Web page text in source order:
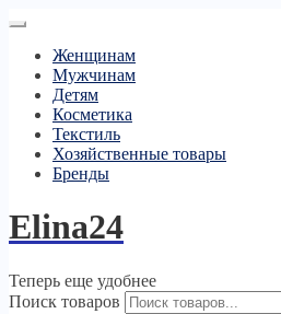
Женщинам
Мужчинам
Детям
Косметика
Текстиль
Хозяйственные товары
Бренды
Elina24
Теперь еще удобнее
Поиск товаров